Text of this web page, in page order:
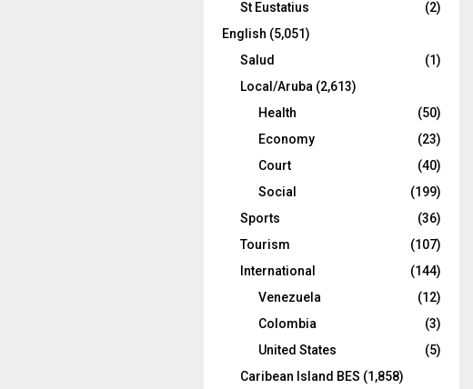
St Eustatius
(2)
English (5,051)
Salud
(1)
Local/Aruba (2,613)
Health
(50)
Economy
(23)
Court
(40)
Social
(199)
Sports
(36)
Tourism
(107)
International
(144)
Venezuela
(12)
Colombia
(3)
United States
(5)
Caribean Island BES (1,858)